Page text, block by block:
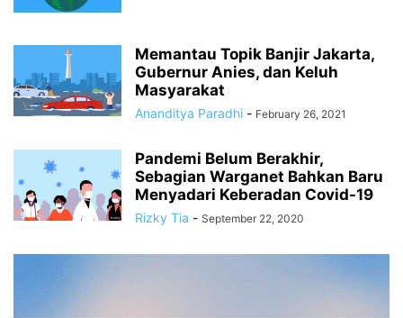
Memantau Topik Banjir Jakarta,
Gubernur Anies, dan Keluh
Masyarakat
Ananditya Paradhi - February 26, 2021
Pandemi Belum Berakhir,
Sebagian Warganet Bahkan Baru
Menyadari Keberadan Covid-19
Rizky Tia - September 22, 2020